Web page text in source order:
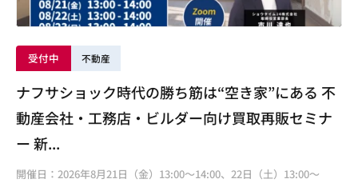
受付中 不動産
ナフサショック時代の勝ち筋は“空き家”にある 不
動産会社・工務店・ビルダー向け買取再販セミナ
ー 新...
開催日：2026年8月21日（金）13:00～14:00、22日（土）13:00～